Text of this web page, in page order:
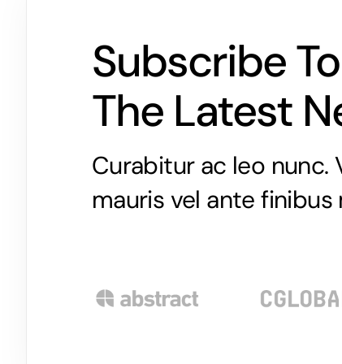
Subscribe
The Latest
Curabitur ac leo nunc.
mauris vel ante finibus